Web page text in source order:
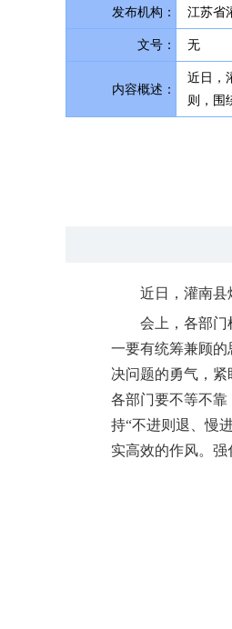
发布机构： 江苏省
文号： 无
内容概述：
近日，
则，围
近日，灌南县
会上，各部门
一要有统筹兼顾
决问题的勇气，
各部门要不等不
持“不进则退、慢
实高效的作风。